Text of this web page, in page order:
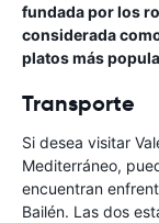
fundada por los
considerada
platos más
Transporte
Si desea visitar
Mediterráneo,
encuentran
Bailén. Las dos